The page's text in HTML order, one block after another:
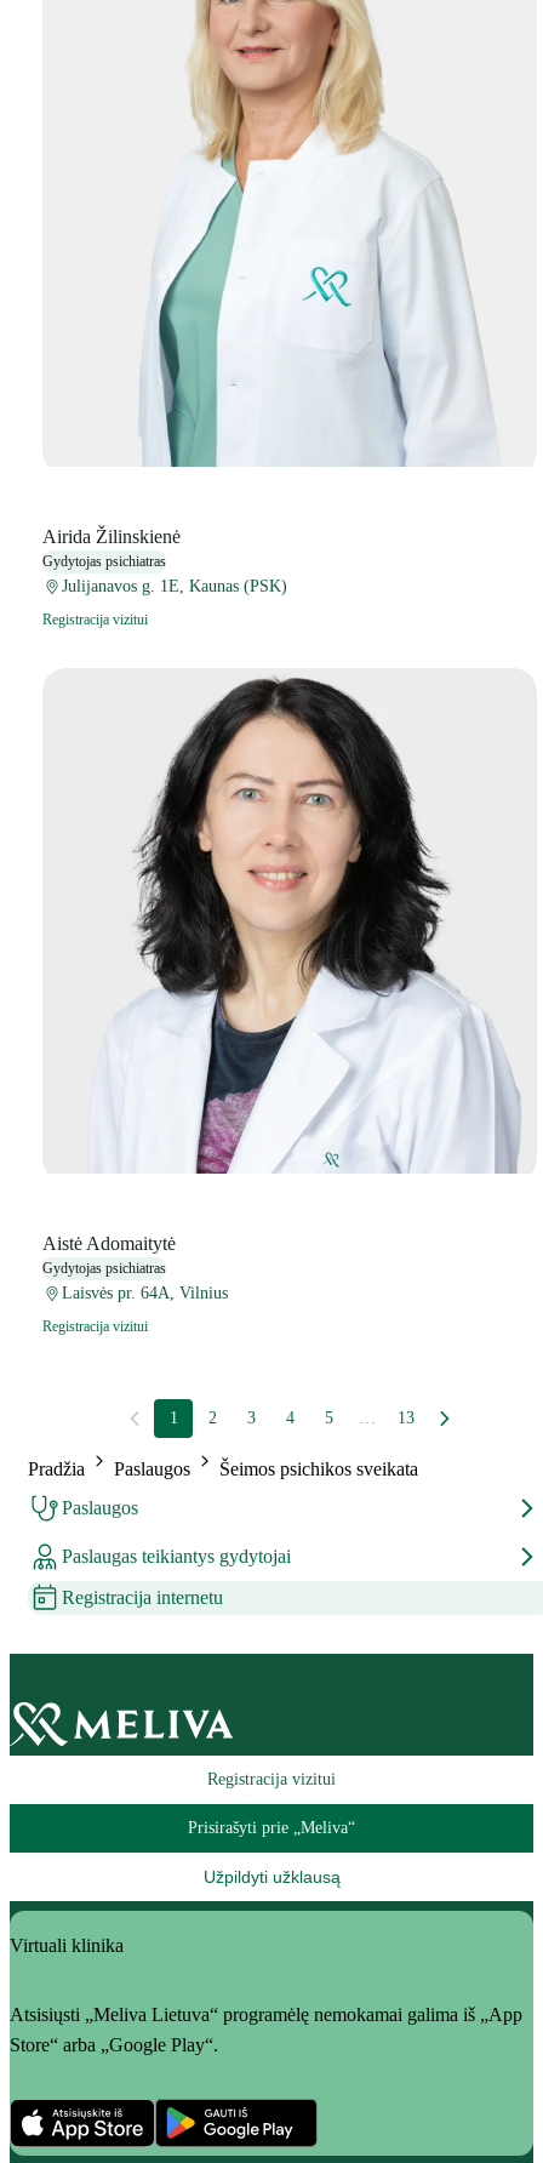
Airida Žilinskienė
Gydytojas psichiatras
Julijanavos g. 1E, Kaunas (PSK)
Registracija vizitui
Aistė Adomaitytė
Gydytojas psichiatras
Laisvės pr. 64A, Vilnius
Registracija vizitui
1 2 3 4 5 13
Pradžia Paslaugos
Šeimos psichikos sveikata
Paslaugos
Paslaugas teikiantys gydytojai
Registracija internetu
Registracija vizitui
Prisirašyti prie „Meliva“
Užpildyti užklausą
Virtuali klinika
Atsisiųsti „Meliva Lietuva“ programėlę nemokamai galima iš „App
Store“ arba „Google Play“.